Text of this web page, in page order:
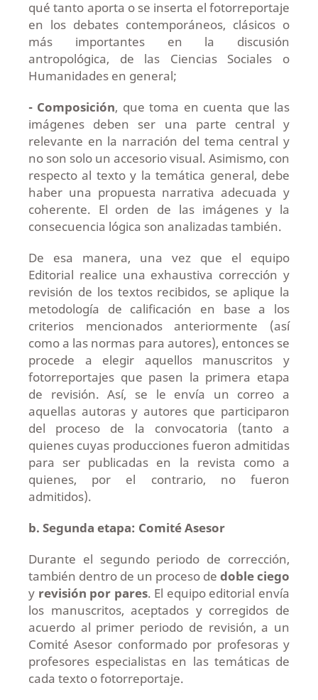
qué tanto aporta o se inserta el fotorreportaje
en los debates contemporáneos, clásicos o
más importantes en la discusión
antropológica, de las Ciencias Sociales o
Humanidades en general;
- Composición, que toma en cuenta que las
imágenes deben ser una parte central y
relevante en la narración del tema central y
no son solo un accesorio visual. Asimismo, con
respecto al texto y la temática general, debe
haber una propuesta narrativa adecuada y
coherente. El orden de las imágenes y la
consecuencia lógica son analizadas también.
De esa manera, una vez que el equipo
Editorial realice una exhaustiva corrección y
revisión de los textos recibidos, se aplique la
metodología de calificación en base a los
criterios mencionados anteriormente (así
como a las normas para autores), entonces se
procede a elegir aquellos manuscritos y
fotorreportajes que pasen la primera etapa
de revisión. Así, se le envía un correo a
aquellas autoras y autores que participaron
del proceso de la convocatoria (tanto a
quienes cuyas producciones fueron admitidas
para ser publicadas en la revista como a
quienes, por el contrario, no fueron
admitidos).
b. Segunda etapa: Comité Asesor
Durante el segundo periodo de corrección,
también dentro de un proceso dedoble ciego
y revisión por pares. El equipo editorial envía
los manuscritos, aceptados y corregidos de
acuerdo al primer periodo de revisión, a un
Comité Asesor conformado por profesoras y
profesores especialistas en las temáticas de
cada texto o fotorreportaje.